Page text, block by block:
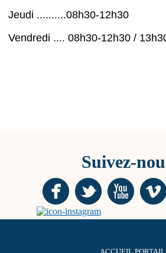
Jeudi ..........08h30-12h30
Vendredi .... 08h30-12h30 /
Suivez-